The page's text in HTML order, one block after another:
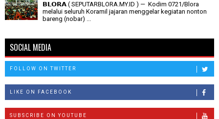
𝗕𝗟𝗢𝗥𝗔 ( SEPUTARBLORA.MY.ID ) — Kodim 0721/Blora
melalui seluruh Koramil jajaran menggelar kegiatan nonton
bareng (nobar) ...
SOCIAL MEDIA
FOLLOW ON TWITTER
LIKE ON FACEBOOK
SUBSCRIBE ON YOUTUBE